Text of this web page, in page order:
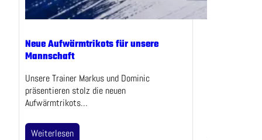
Neue Aufwärmtrikots für unsere
Mannschaft
Unsere Trainer Markus und Dominic
präsentieren stolz die neuen
Aufwärmtrikots…
Weiterlesen